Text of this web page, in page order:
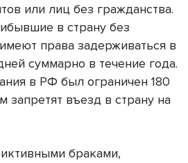
или лиц без гражданства.
в страну без
права задерживаться в
суммарно в течение года.
в РФ был ограничен 180
запретят въезд в страну на
браками,